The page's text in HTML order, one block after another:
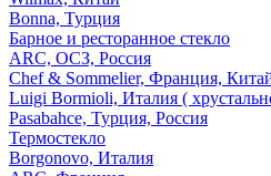
Bonna, Турция
Барное и ресторанное стекло
ARC, ОСЗ, Россия
Chef & Sommelier, Франция,
Luigi Bormioli, Италия (
Pasabahce, Турция, Россия
Термостекло
Borgonovo, Италия